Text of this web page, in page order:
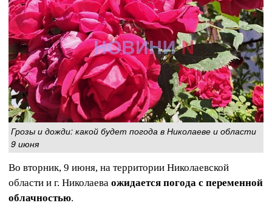
Грозы и дожди: какой будет погода в Николаеве и области
9 июня
Во вторник, 9 июня, на территории Николаевской
области и г. Николаева ожидается погода с переменной
облачностью.